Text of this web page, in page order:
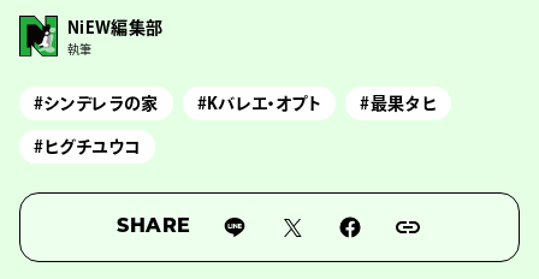
NiEW編集部
執筆
#シンデレラの家 #Kバレエ・オプト #最果タヒ
#ヒグチユウコ
SHARE